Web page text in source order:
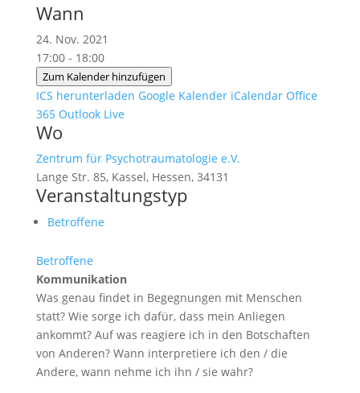
Wann
24. Nov. 2021
17:00 - 18:00
Zum Kalender hinzufügen
ICS herunterladen Google Kalender iCalendar Office
365 Outlook Live
Wo
Zentrum für Psychotraumatologie e.V.
Lange Str. 85, Kassel, Hessen, 34131
Veranstaltungstyp
Betroffene
Betroffene
Kommunikation
Was genau findet in Begegnungen mit Menschen
statt? Wie sorge ich dafür, dass mein Anliegen
ankommt? Auf was reagiere ich in den Botschaften
von Anderen? Wann interpretiere ich den / die
Andere, wann nehme ich ihn / sie wahr?